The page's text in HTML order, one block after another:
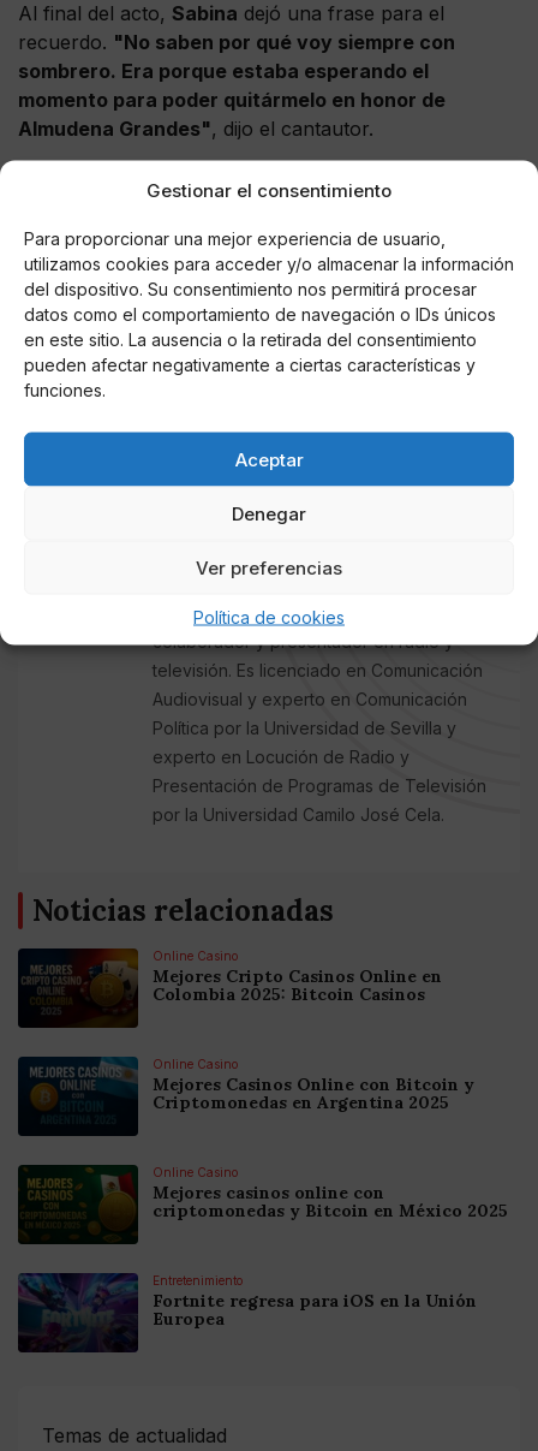
Gestionar el consentimiento
Para proporcionar una mejor experiencia de usuario,
utilizamos cookies para acceder y/o almacenar la información
del dispositivo. Su consentimiento nos permitirá procesar
datos como el comportamiento de navegación o IDs únicos
en este sitio. La ausencia o la retirada del consentimiento
pueden afectar negativamente a ciertas características y
funciones.
Aceptar
Denegar
Ver preferencias
Política de cookies
Al final del acto, Sabina dejó una frase para el
recuerdo. "No saben por qué voy siempre con
sombrero. Era porque estaba esperando el
momento para poder quitármelo en honor de
Almudena Grandes", dijo el cantautor.
AUTOR
J. C. RUBIO
Redactor de COLUMNA CERO
especializado en Televisión, Casa Real,
Sucesos, Obituarios y Redes Sociales
Sevilla y Córdoba, cubriendo la actualidad
otros medios digitales de información
Nueva York) y el Tercer Sector. Tiene
experiencia como reportero, corresponsal,
colaborador y presentador en radio y
televisión. Es licenciado en Comunicación
Audiovisual y experto en Comunicación
Política por la Universidad de Sevilla y
experto en Locución de Radio y
Presentación de Programas de Televisión
por la Universidad Camilo José Cela.
Noticias relacionadas
Online Casino
Mejores Cripto Casinos Online en
Colombia 2025: Bitcoin Casinos
Online Casino
Mejores Casinos Online con Bitcoin y
Criptomonedas en Argentina 2025
Online Casino
Mejores casinos online con
criptomonedas y Bitcoin en México 2025
Entretenimiento
Fortnite regresa para iOS en la Unión
Europea
Temas de actualidad